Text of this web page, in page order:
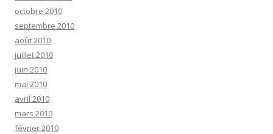
octobre 2010
septembre 2010
août 2010
juillet 2010
juin 2010
mai 2010
avril 2010
mars 2010
février 2010